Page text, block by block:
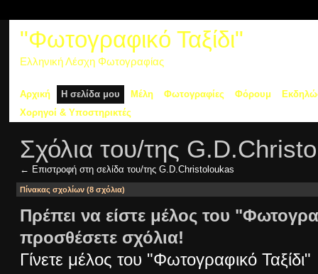
"Φωτογραφικό Ταξίδι"
Ελληνική Λέσχη Φωτογραφίας
Αρχική Η σελίδα μου Μέλη Φωτογραφίες Φόρουμ
Χορηγοί & Υποστηρικτές
Σχόλια του/της
← Επιστροφή στη σελίδα του/της G.D.Christoloukas
Πίνακας σχολίων (8 σχόλια)
Πρέπει να είστε μέλος του
προσθέσετε σχόλια!
Γίνετε μέλος του "Φωτογραφικό Ταξίδι"